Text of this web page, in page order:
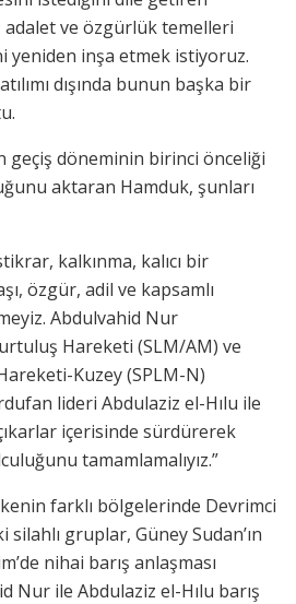
adalet ve özgürlük temelleri
yeniden inşa etmek istiyoruz.
dışında bunun başka bir
geçiş döneminin birinci önceliği
aktaran Hamduk, şunları
kalkınma, kalıcı bir
özgür, adil ve kapsamlı
Abdulvahid Nur
Hareketi (SLM/AM) ve
Kuzey (SPLM-N)
lideri Abdulaziz el-Hılu ile
içerisinde sürdürerek
tamamlamalıyız.”
farklı bölgelerinde Devrimci
silahlı gruplar, Güney Sudan’ın
nihai barış anlaşması
Nur ile Abdulaziz el-Hılu barış